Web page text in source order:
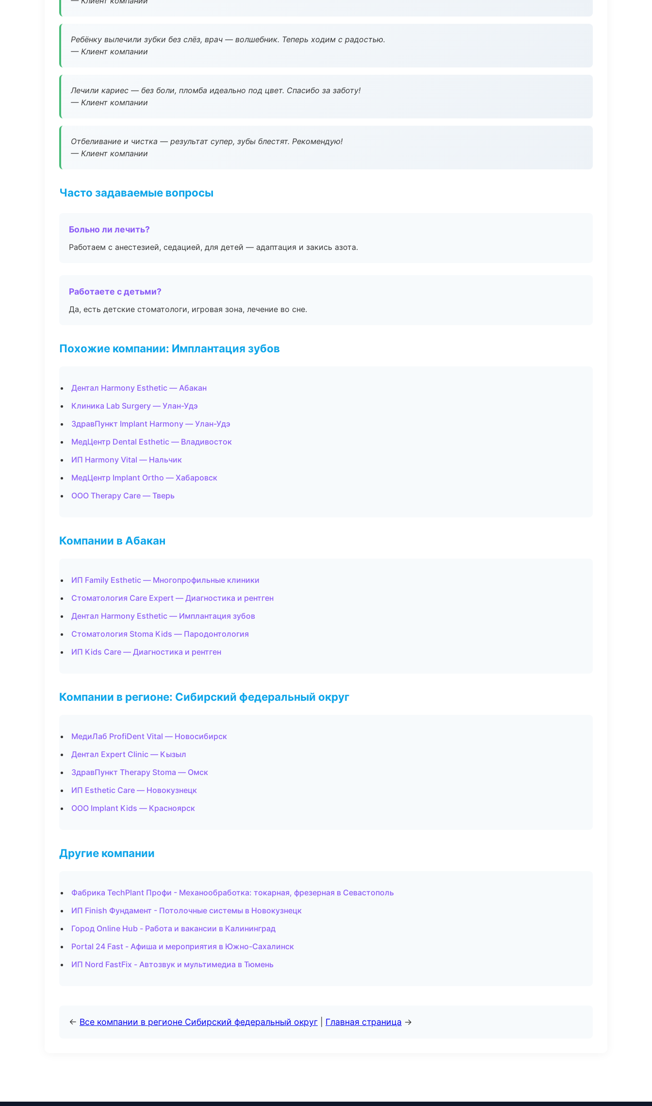
Ребёнку вылечили зубки без слёз, врач — волшебник. Теперь ходим с радостью.
— Клиент компании
Лечили кариес — без боли, пломба идеально под цвет. Спасибо за заботу!
— Клиент компании
Отбеливание и чистка — результат супер, зубы блестят. Рекомендую!
— Клиент компании
Часто задаваемые вопросы
Больно ли лечить?
Работаем с анестезией, седацией, для детей — адаптация и закись азота.
Работаете с детьми?
Да, есть детские стоматологи, игровая зона, лечение во сне.
Похожие компании: Имплантация зубов
Дентал Harmony Esthetic — Абакан
Клиника Lab Surgery — Улан-Удэ
ЗдравПункт Implant Harmony — Улан-Удэ
МедЦентр Dental Esthetic — Владивосток
ИП Harmony Vital — Нальчик
МедЦентр Implant Ortho — Хабаровск
ООО Therapy Care — Тверь
Компании в Абакан
ИП Family Esthetic — Многопрофильные клиники
Стоматология Care Expert — Диагностика и рентген
Дентал Harmony Esthetic — Имплантация зубов
Стоматология Stoma Kids — Пародонтология
ИП Kids Care — Диагностика и рентген
Компании в регионе: Сибирский федеральный округ
МедиЛаб ProfiDent Vital — Новосибирск
Дентал Expert Clinic — Кызыл
ЗдравПункт Therapy Stoma — Омск
ИП Esthetic Care — Новокузнецк
ООО Implant Kids — Красноярск
Другие компании
Фабрика TechPlant Профи - Механообработка: токарная, фрезерная в Севастополь
ИП Finish Фундамент - Потолочные системы в Новокузнецк
Город Online Hub - Работа и вакансии в Калининград
Portal 24 Fast - Афиша и мероприятия в Южно-Сахалинск
ИП Nord FastFix - Автозвук и мультимедиа в Тюмень
← Все компании в регионе Сибирский федеральный округ Главная страница →